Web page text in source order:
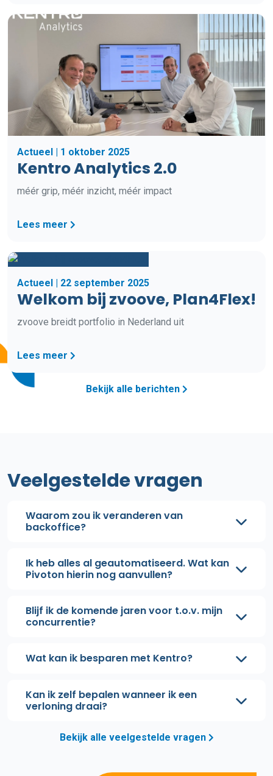
Actueel | 1 oktober 2025
Kentro Analytics 2.0
méér grip, méér inzicht, méér impact
Lees meer
Actueel | 22 september 2025
Welkom bij zvoove, Plan4Flex!
zvoove breidt portfolio in Nederland uit
Lees meer
Bekijk alle berichten
Veelgestelde vragen
Waarom zou ik veranderen van
backoffice?
Ik heb alles al geautomatiseerd. Wat kan
Pivoton hierin nog aanvullen?
Blijf ik de komende jaren voor t.o.v. mijn
concurrentie?
Wat kan ik besparen met Kentro?
Kan ik zelf bepalen wanneer ik een
verloning draai?
Bekijk alle veelgestelde vragen